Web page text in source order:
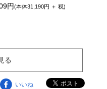
円(本体31,190円 ＋ 税)
る
いいね